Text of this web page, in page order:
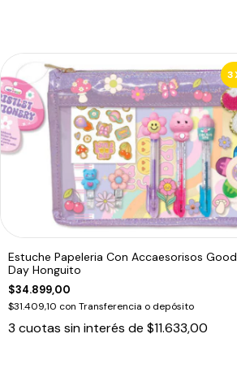
Estuche Papeleria Con Accaesorisos Good
Day Honguito
$34.899,00
$31.409,10 con Transferencia o depósito
3 cuotas sin interés de $11.633,00